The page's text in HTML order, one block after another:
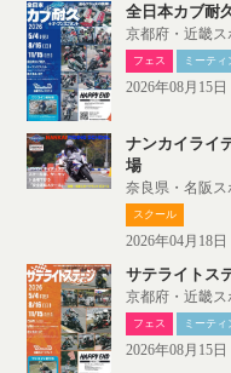
全日本カブ耐
京都府・近畿
フェス ミーティ
2026年08月15日
ナンカイライ
場
奈良県・名阪ス
スクール
2026年04月18
サテライトス
京都府・近畿
フェス ミーティ
2026年08月15